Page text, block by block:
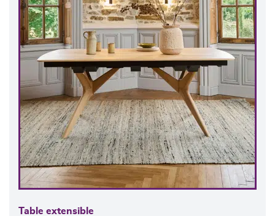
Table extensible